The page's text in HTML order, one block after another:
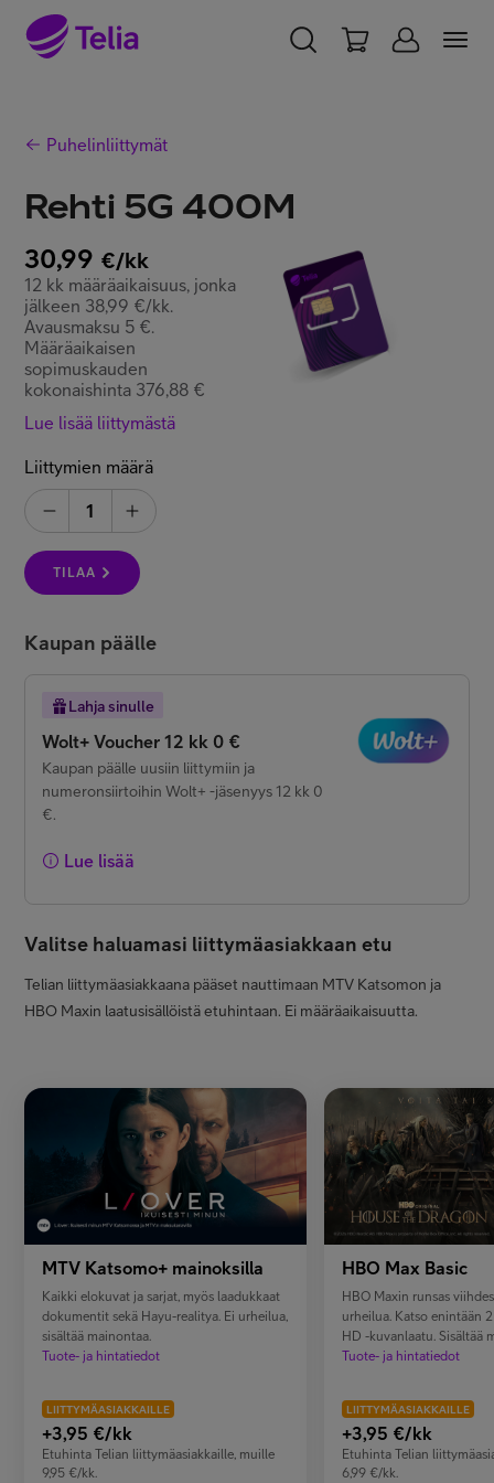
TELIA FINLAND
Liittymät ja palvelut
Laitteet
TV ja viihde
Minun Telia
Puhelinliittymät
Rehti 5G 400M
30,99 €/kk
12 kk määräaikaisuus, jonka
jälkeen 38,99 €/kk.
Avausmaksu 5 €.
Määräaikaisen
sopimuskauden
kokonaishinta 376,88 €
Liittymien määrä
1
TILAA
Lue lisää liittymästä
Kaupan päälle
Wolt+ Voucher 12 kk 0 €
Lahja sinulle
Kaupan päälle uusiin liittymiin ja
numeronsiirtoihin Wolt+ -jäsenyys 12 kk 0
€.
Lue lisää
Valitse haluamasi liittymäasiakkaan etu
Telian liittymäasiakkaana pääset nauttimaan MTV Katsomon ja
HBO Maxin laatusisällöistä etuhintaan. Ei määräaikaisuutta.
MTV Katsomo+ mainoksilla
Kaikki elokuvat ja sarjat, myös laadukkaat
dokumentit sekä Hayu-realitya. Ei urheilua,
sisältää mainontaa.
Tuote- ja hintatiedot
LIITTYMÄASIAKKAILLE
+3,95 €/kk
Etuhinta Telian liittymäasiakkaille, muille
9,95 €/kk.
HBO Max Basic
HBO Maxin runsas
urheilua. Katso enintään
HD -kuvanlaatu. Sisältää
Tuote- ja hintatiedot
LIITTYMÄASIAKKAILLE
+3,95 €/kk
Etuhinta Telian
6,99 €/kk.